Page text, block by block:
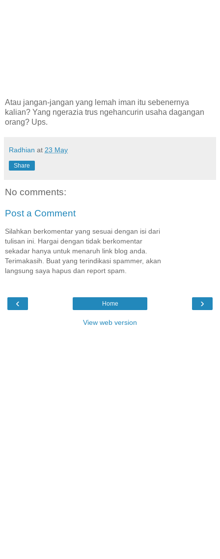
Atau jangan-jangan yang lemah iman itu sebenernya
kalian? Yang ngerazia trus ngehancurin usaha dagangan
orang? Ups.
Radhian at 23 May
Share
No comments:
Post a Comment
Silahkan berkomentar yang sesuai dengan isi dari
tulisan ini. Hargai dengan tidak berkomentar
sekadar hanya untuk menaruh link blog anda.
Terimakasih. Buat yang terindikasi spammer, akan
langsung saya hapus dan report spam.
‹ ›
Home
View web version